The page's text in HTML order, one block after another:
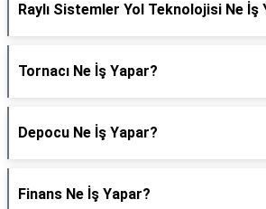
Raylı Sistemler Yol Teknolojisi Ne İş
Tornacı Ne İş Yapar?
Depocu Ne İş Yapar?
Finans Ne İş Yapar?